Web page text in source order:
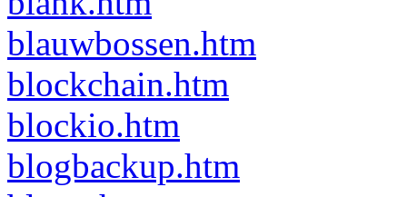
blauwbossen.htm
blockchain.htm
blockio.htm
blogbackup.htm